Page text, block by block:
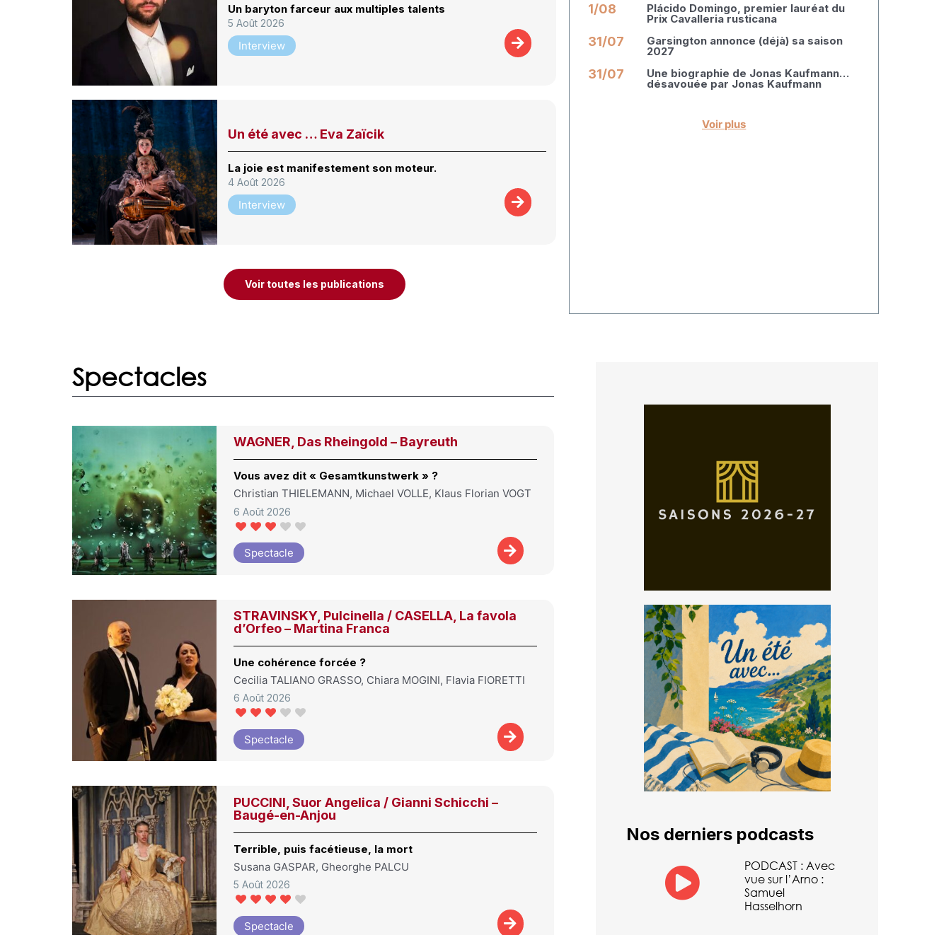
Un baryton farceur aux multiples talents
5 Août 2026
Interview
Un été avec … Eva Zaïcik
La joie est manifestement son moteur.
4 Août 2026
Interview
Voir toutes les publications
1/08 Plácido Domingo, premier lauréat du
Prix Cavalleria rusticana
31/07 Garsington annonce (déjà) sa saison
2027
31/07 Une biographie de Jonas Kaufmann…
désavouée par Jonas Kaufmann
Voir plus
Spectacles
WAGNER, Das Rheingold – Bayreuth
Vous avez dit « Gesamtkunstwerk » ?
Christian THIELEMANN, Michael VOLLE, Klaus Florian VOGT
6 Août 2026
Spectacle
STRAVINSKY, Pulcinella / CASELLA, La favola
d’Orfeo – Martina Franca
Une cohérence forcée ?
Cecilia TALIANO GRASSO, Chiara MOGINI, Flavia FIORETTI
6 Août 2026
Spectacle
PUCCINI, Suor Angelica / Gianni Schicchi –
Baugé-en-Anjou
Terrible, puis facétieuse, la mort
Susana GASPAR, Gheorghe PALCU
5 Août 2026
Spectacle
Nos derniers podcasts
PODCAST : Avec
vue sur l’Arno :
Samuel
Hasselhorn